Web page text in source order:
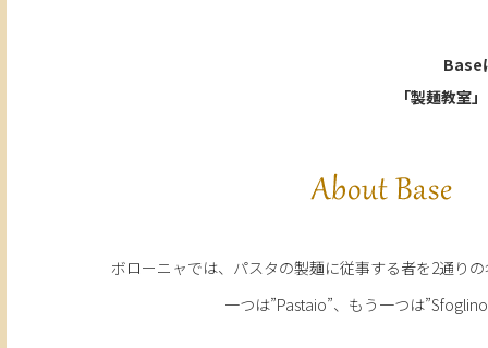
Base
「製麺教室
ボローニャでは、パスタの製麺に従事する者を2通り
一つは”Pastaio”、もう一つは